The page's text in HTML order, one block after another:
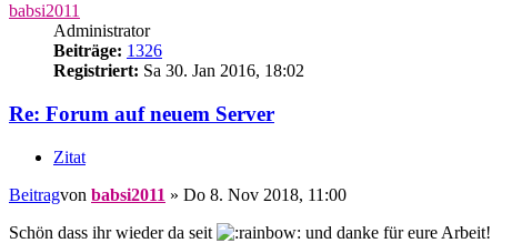
babsi2011
Administrator
Beiträge: 1326
Registriert: Sa 30. Jan 2016, 18:02
Re: Forum auf neuem Server
Zitat
Beitragvon babsi2011 » Do 8. Nov 2018, 11:00
Schön dass ihr wieder da seit
und danke für eure Arbeit!